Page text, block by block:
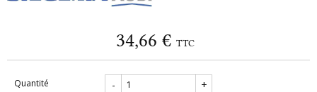
34,66 € TTC
Quantité - +